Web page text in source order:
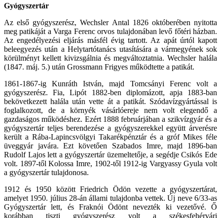
Gyógyszertár
Az első gyógyszerész, Wechsler Antal 1826 októberében nyitotta
meg patikáját a Varga Ferenc orvos tulajdonában levő főtéri házban.
Az engedélyezési eljárás másfél évig tartott. Az apát úrtól kapott
beleegyezés után a Helytartótanács utasítására a vármegyének sok
körülményt kellett kivizsgálnia és megváltoztatnia. Wechsler halála
(1847. máj. 5.) után Grossmann Frigyes működtette a patikát.
1861-1867-ig Kunráth István, majd Tomcsányi Ferenc volt a
gyógyszerész. Fia, Lipót 1882-ben diplomázott, apja 1883-ban
bekövetkezett halála után vette át a patikát. Szódavízgyártással is
foglalkozott, de a környék vásárlóereje nem volt elegendő a
gazdaságos működéshez. Ezért 1888 februárjában a szikvízgyár és a
gyógyszertár teljes berendezése a gyógyszerekkel együtt árverésre
került a Rába-Lapincsvölgyi Takarékpénztár és a gróf Mikes féle
üveggyár javára. Ezt követően Szabados Imre, majd 1896-ban
Rudolf Lajos lett a gyógyszertár üzemeltetője, a segédje Csikós Ede
volt. 1897-től Kolossa Imre, 1902-től 1912-ig Vargyassy Gyula volt
a gyógyszertár tulajdonosa.
1912 és 1950 között Friedrich Ödön vezette a gyógyszertárat,
amelyet 1950. július 28-án állami tulajdonba vettek. Új neve 6/33-as
Gyógyszertár lett, és Fraknói Ödönt nevezték ki vezetővé. Ő
korábban tiszti gyógyszerész volt a székesfehérvári